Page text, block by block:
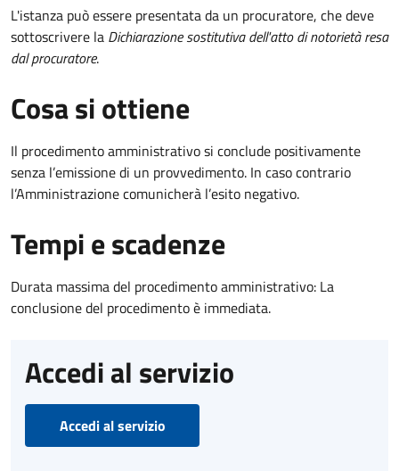
L'istanza può essere presentata da un procuratore, che deve
sottoscrivere la Dichiarazione sostitutiva dell'atto di notorietà resa
dal procuratore.
Cosa si ottiene
Il procedimento amministrativo si conclude positivamente
senza l’emissione di un provvedimento. In caso contrario
l’Amministrazione comunicherà l’esito negativo.
Tempi e scadenze
Durata massima del procedimento amministrativo: La
conclusione del procedimento è immediata.
Accedi al servizio
Accedi al servizio